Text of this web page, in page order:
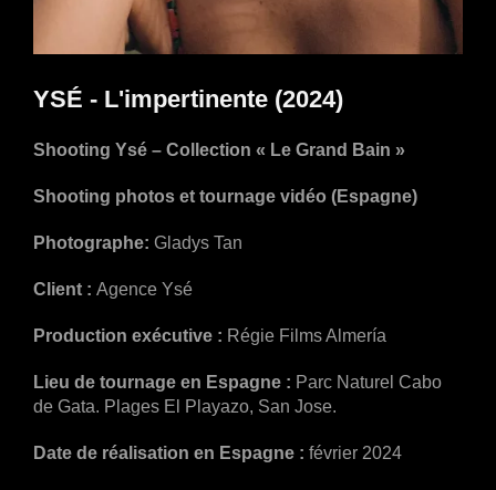
YSÉ - L'impertinente (2024)
Shooting Ysé – Collection « Le Grand Bain »
Shooting photos et tournage vidéo (Espagne)
Photographe: Gladys Tan
Client : Agence Ysé
Production exécutive : Régie Films Almería
Lieu de tournage en Espagne : Parc Naturel Cabo
de Gata. Plages El Playazo, San Jose.
Date de réalisation en Espagne : février 2024